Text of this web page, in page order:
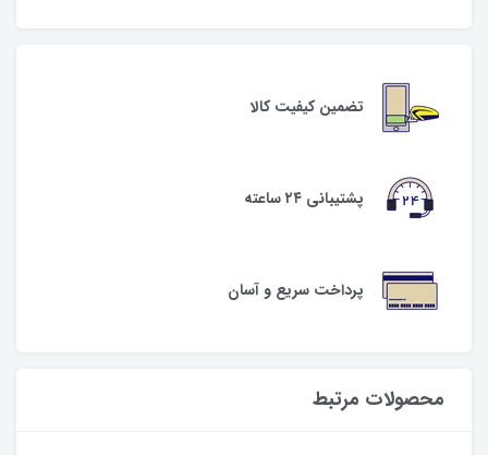
تضمین کیفیت کالا
پشتیبانی ۲۴ ساعته
پرداخت سریع و آسان
محصولات مرتبط